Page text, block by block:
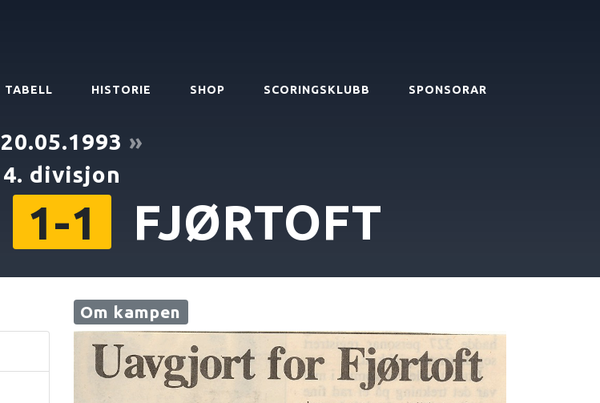
TABELL HISTORIE SHOP SCORINGSKLUBB SPONSORAR
20.05.1993 »
4. divisjon
1-1 FJØRTOFT
Om kampen